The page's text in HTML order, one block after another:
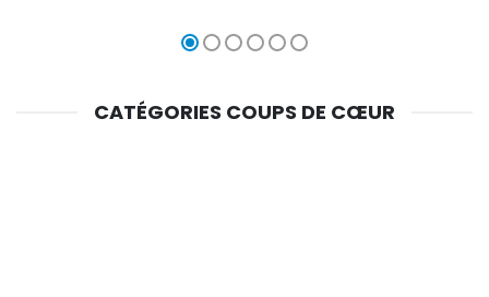
CATÉGORIES COUPS DE CŒUR